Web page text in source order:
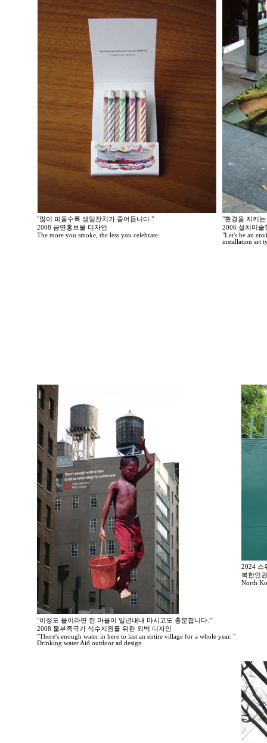
"많이 피울수록 생일잔치가 줄어듭니다."
2008 금연홍보물 디자인
The more you smoke, the less you celebrate.
"환경을 지키
2006 설치미술
"Let's be an
installation art
"이정도 물이라면 한 마을이 일년내내 마시고도 충분합니다."
2008 물부족국가 식수지원를 위한 외벽 디자인
"There's enough water in here to last an entire village for a whole year. "
Drinking water Aid outdoor ad design
2024 스
북한인
North